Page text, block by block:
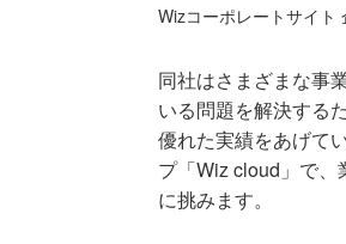
Wizコーポレートサイト
同社はさまざまな事
いる問題を解決する
優れた実績をあげて
プ「Wiz cloud」で
に挑みます。